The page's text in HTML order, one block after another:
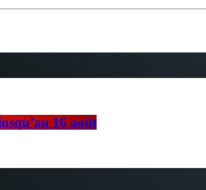
16 août